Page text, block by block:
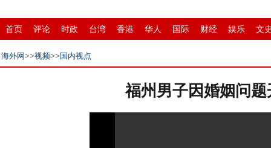
首页 评论 时政 台湾 香港 华人 国际 财经 娱乐 文
招商 县域 环保
海外网>>视频>> 国内视点
福州男子因婚姻问